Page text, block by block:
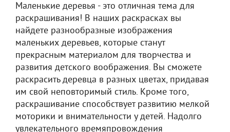
Маленькие деревья - это отличная тема для
раскрашивания! В наших раскрасках вы
найдете разнообразные изображения
маленьких деревьев, которые станут
прекрасным материалом для творчества и
развития детского воображения. Вы сможете
раскрасить деревца в разных цветах, придавая
им свой неповторимый стиль. Кроме того,
раскрашивание способствует развитию мелкой
моторики и внимательности у детей. Надолго
увлекательного времяпровождения